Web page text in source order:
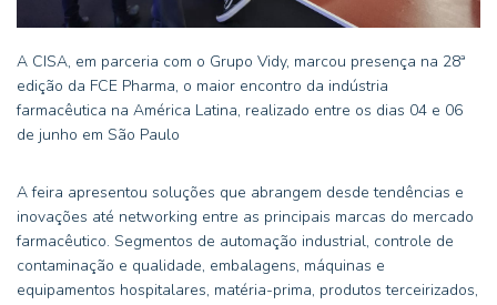
A CISA, em parceria com o Grupo Vidy, marcou presença na 28ª
edição da FCE Pharma, o maior encontro da indústria
farmacêutica na América Latina, realizado entre os dias 04 e 06
de junho em São Paulo
A feira apresentou soluções que abrangem desde tendências e
inovações até networking entre as principais marcas do mercado
farmacêutico. Segmentos de automação industrial, controle de
contaminação e qualidade, embalagens, máquinas e
equipamentos hospitalares, matéria-prima, produtos terceirizados,